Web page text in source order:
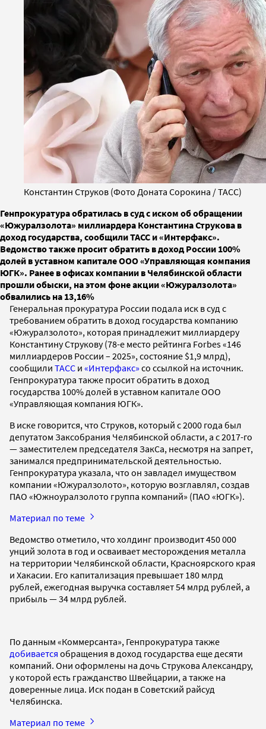
Константин Струков (Фото Доната Сорокина / ТАСС)
Генпрокуратура обратилась в суд с иском об обращении
«Южуралзолота» миллиардера Константина Струкова в
доход государства, сообщили ТАСС и «Интерфакс».
Ведомство также просит обратить в доход России 100%
долей в уставном капитале ООО «Управляющая компания
ЮГК». Ранее в офисах компании в Челябинской области
прошли обыски, на этом фоне акции «Южуралзолота»
обвалились на 13,16%
Генеральная прокуратура России подала иск в суд с
требованием обратить в доход государства компанию
«Южуралзолото», которая принадлежит миллиардеру
Константину Струкову (78-е место рейтинга Forbes «146
миллиардеров России – 2025», состояние $1,9 млрд),
сообщили ТАСС и «Интерфакс» со ссылкой на источник.
Генпрокуратура также просит обратить в доход
государства 100% долей в уставном капитале ООО
«Управляющая компания ЮГК».
В иске говорится, что Струков, который с 2000 года был
депутатом Заксобрания Челябинской области, а с 2017-го
— заместителем председателя ЗакСа, несмотря на запрет,
занимался предпринимательской деятельностью.
Генпрокуратура указала, что он завладел имуществом
компании «Южуралзолото», которую возглавлял, создав
ПАО «Южноуралзолото группа компаний» (ПАО «ЮГК»).
Материал по теме
Ведомство отметило, что холдинг производит 450 000
унций золота в год и осваивает месторождения металла
на территории Челябинской области, Красноярского края
и Хакасии. Его капитализация превышает 180 млрд
рублей, ежегодная выручка составляет 54 млрд рублей, а
прибыль — 34 млрд рублей.
По данным «Коммерсанта», Генпрокуратура также
добивается обращения в доход государства еще десяти
компаний. Они оформлены на дочь Струкова Александру,
у которой есть гражданство Швейцарии, а также на
доверенные лица. Иск подан в Советский райсуд
Челябинска.
Материал по теме